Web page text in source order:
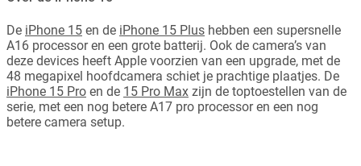
De iPhone 15 en de iPhone 15 Plus hebben een supersnelle
A16 processor en een grote batterij. Ook de camera’s van
deze devices heeft Apple voorzien van een upgrade, met de
48 megapixel hoofdcamera schiet je prachtige plaatjes. De
iPhone 15 Pro en de 15 Pro Max zijn de toptoestellen van de
serie, met een nog betere A17 pro processor en een nog
betere camera setup.